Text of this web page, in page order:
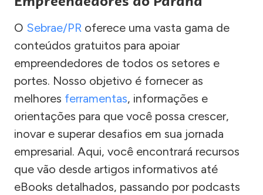
O Sebrae/PR oferece uma vasta gama de
conteúdos gratuitos para apoiar
empreendedores de todos os setores e
portes. Nosso objetivo é fornecer as
melhores ferramentas, informações e
orientações para que você possa crescer,
inovar e superar desafios em sua jornada
empresarial. Aqui, você encontrará recursos
que vão desde artigos informativos até
eBooks detalhados, passando por podcasts